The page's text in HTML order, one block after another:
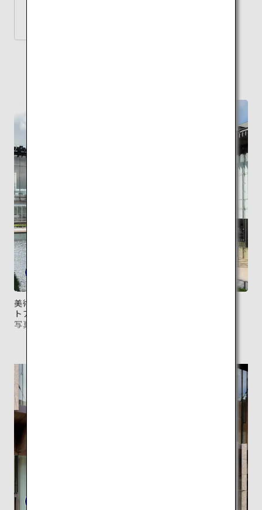
美術館の敷地内を運河が流れる珍しい建築。夜にはライ
トアップされ幻想的な景観に。
写真提供：長崎県美術館